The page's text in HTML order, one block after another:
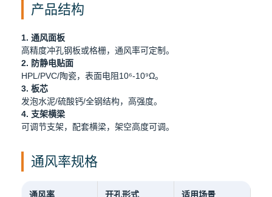
产品结构
1. 通风面板
高精度冲孔钢板或格栅，通风率可定制。
2. 防静电贴面
HPL/PVC/陶瓷，表面电阻10⁶-10⁹Ω。
3. 板芯
发泡水泥/硫酸钙/全钢结构，高强度。
4. 支架横梁
可调节支架，配套横梁，架空高度可调。
通风率规格
通风率 开孔形式 适用场景